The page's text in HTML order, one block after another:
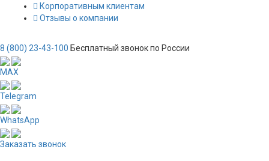
Корпоративным клиентам
Отзывы о компании
8 (800) 23-43-100 Бесплатный звонок по России
MAX
Telegram
WhatsApp
Заказать звонок